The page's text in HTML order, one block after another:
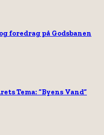
foredrag på Godsbanen
Tema: “Byens Vand”